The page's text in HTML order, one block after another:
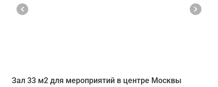
Зал 33 м2 для мероприятий в центре Москвы